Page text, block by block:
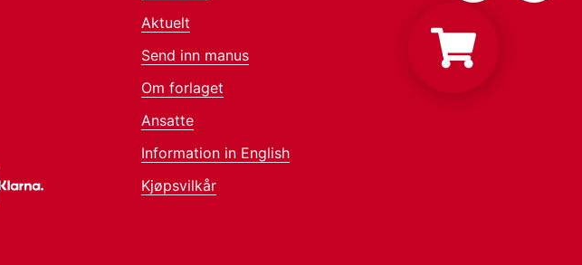
Aktuelt
Send inn manus
Om forlaget
Ansatte
Information in English
Kjøpsvilkår